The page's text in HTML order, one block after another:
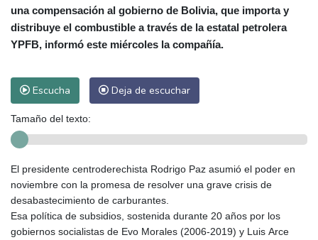
una compensación al gobierno de Bolivia, que importa y
distribuye el combustible a través de la estatal petrolera
YPFB, informó este miércoles la compañía.
Escucha Deja de escuchar
Tamaño del texto:
El presidente centroderechista Rodrigo Paz asumió el poder en
noviembre con la promesa de resolver una grave crisis de
desabastecimiento de carburantes.
Esa política de subsidios, sostenida durante 20 años por los
gobiernos socialistas de Evo Morales (2006-2019) y Luis Arce